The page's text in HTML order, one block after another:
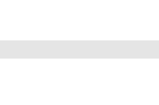
موتور اصلی ماجراست و هر تصمیم،